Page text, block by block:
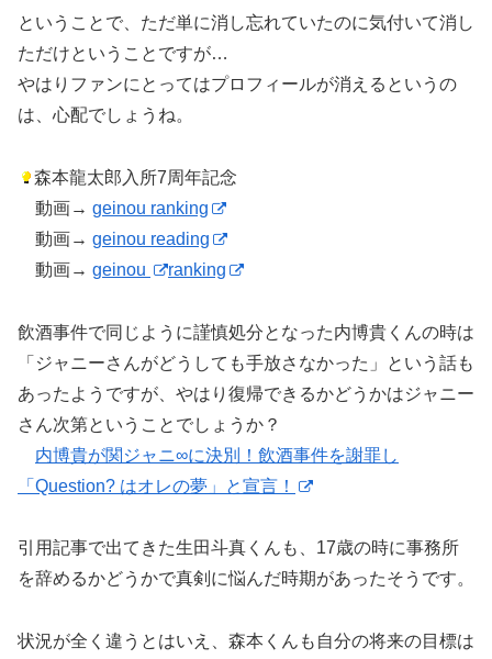
ということで、ただ単に消し忘れていたのに気付いて消し
ただけということですが…
やはりファンにとってはプロフィールが消えるというの
は、心配でしょうね。
森本龍太郎入所7周年記念
動画→ geinou ranking
動画→ geinou reading
動画→ geinou ranking
飲酒事件で同じように謹慎処分となった内博貴くんの時は
「ジャニーさんがどうしても手放さなかった」という話も
あったようですが、やはり復帰できるかどうかはジャニー
さん次第ということでしょうか？
内博貴が関ジャニ∞に決別！飲酒事件を謝罪し
「Question? はオレの夢」と宣言！
引用記事で出てきた生田斗真くんも、17歳の時に事務所
を辞めるかどうかで真剣に悩んだ時期があったそうです。
状況が全く違うとはいえ、森本くんも自分の将来の目標は